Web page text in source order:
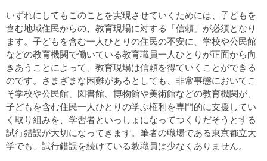
いずれにしてもこのことを実現させていくためには、子どもを
含む地域住民からの、教育現場に対する「信頼」が必須となり
ます。子どもを含む一人ひとりの住民の不安に、学校や公民館
などの教育機関で働いている教育職員一人ひとりが正面から向
きあうことによって、教育現場は信頼を得ていくことができる
のです。さまざまな困難があるとしても、非常事態においてこ
そ学校や公民館、図書館、博物館や美術館などの教育機関が、
子どもを含む住民一人ひとりの学ぶ権利を専門的に支援してい
く取り組みを、学習者といっしょになってつくりだそうとする
試行錯誤が大切になってきます。筆者の職場である東京都立大
学でも、試行錯誤を続けている教職員は少なくありません。